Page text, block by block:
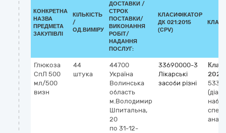
КОНКРЕТНА
НАЗВА
ПРЕДМЕТА
ЗАКУПІВЛІ
КІЛЬКІСТЬ
/
ОД.ВИМІРУ
ДОСТАВКИ /
СТРОК
ПОСТАВКИ/
ВИКОНАННЯ
РОБІТ/
НАДАННЯ
ПОСЛУГ:
КЛАСИФІКАТОР
ДК 021:2015
(CPV)
Глюкоза
СпЛ 500
мл/500
визн
44
штука
44700
Україна
Волинська
область
м.Володимир
Шпитальна,
20
по 31-12-
33690000-3
Лікарські
засоби різні
2023
53301